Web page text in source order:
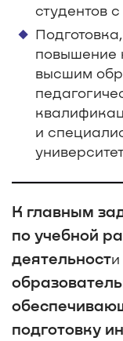
студентов
повышение
высшим
и
К главным
по учебной
деятельности
подготовку